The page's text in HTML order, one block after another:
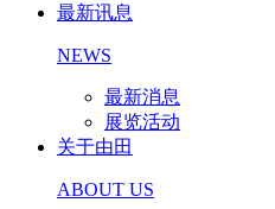
最新讯息
NEWS
最新消息
展览活动
关于由田
ABOUT US